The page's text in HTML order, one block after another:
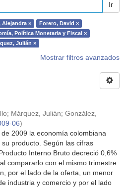
Ir
Alejandra ×
Forero, David ×
Política Monetaria y Fiscal ×
Julián ×
Mostrar filtros avanzados
; Márquez, Julián; González,
06)
2009 la economía colombiana
producto. Según las cifras
Interno Bruto decreció 0,6%
compararlo con el mismo trimestre
por el lado de la oferta, un menor
industria y comercio y por el lado